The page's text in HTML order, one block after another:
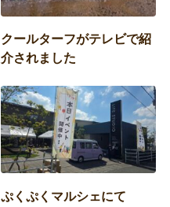
クールターフがテレビで紹
介されました
ぷくぷくマルシェにて